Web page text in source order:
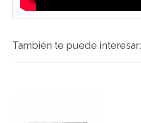
También te puede interesar: